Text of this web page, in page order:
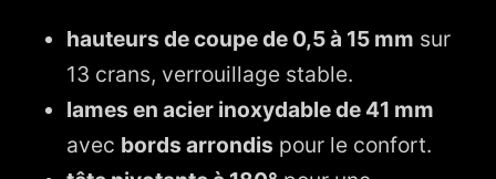
hauteurs de coupe de 0,5 à 15 mm sur
13 crans, verrouillage stable.
lames en acier inoxydable de 41 mm
avec bords arrondis pour le confort.